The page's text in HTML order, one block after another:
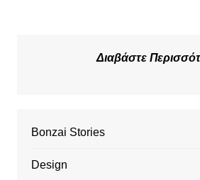
Διαβάστε
Bonzai Stories
Design